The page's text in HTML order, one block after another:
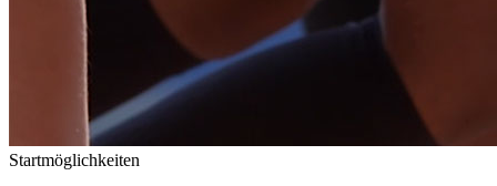
Startmöglichkeiten